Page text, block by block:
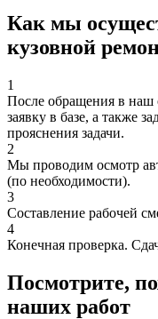
Как мы
кузовной
1
После обращения в наш
заявку в базе, а также
прояснения задачи.
2
Мы проводим осмотр
(по необходимости).
3
Составление рабочей
4
Конечная проверка.
Посмотрите,
наших работ